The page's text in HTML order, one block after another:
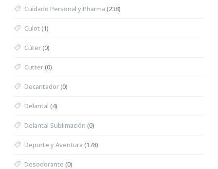
Cuidado Personal y Pharma (238)
Culot (1)
Cúter(0)
Cutter(0)
Decantador(0)
Delantal (4)
Delantal Sublimación (0)
Deporte y Aventura (178)
Desodorante (0)